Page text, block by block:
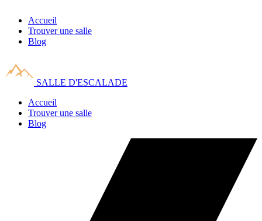
Accueil
Trouver une salle
Blog
SALLE D'ESCALADE
Accueil
Trouver une salle
Blog